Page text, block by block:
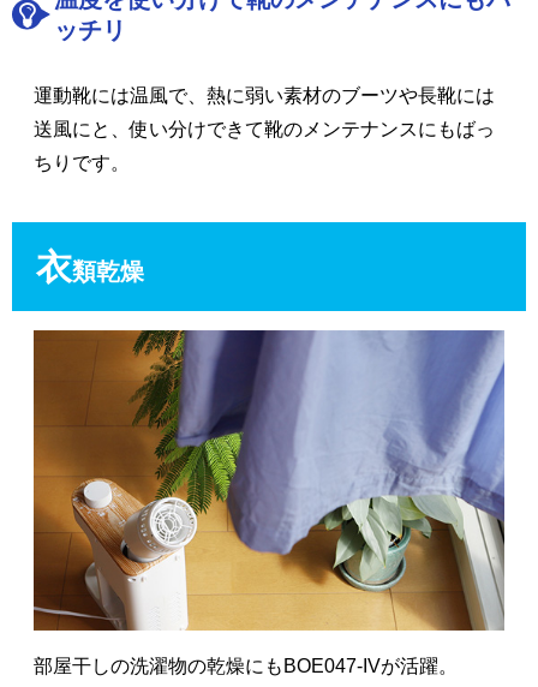
ッチリ
運動靴には温風で、熱に弱い素材のブーツや長靴には
送風にと、使い分けできて靴のメンテナンスにもばっ
ちりです。
衣類乾燥
部屋干しの洗濯物の乾燥にもBOE047-IVが活躍。